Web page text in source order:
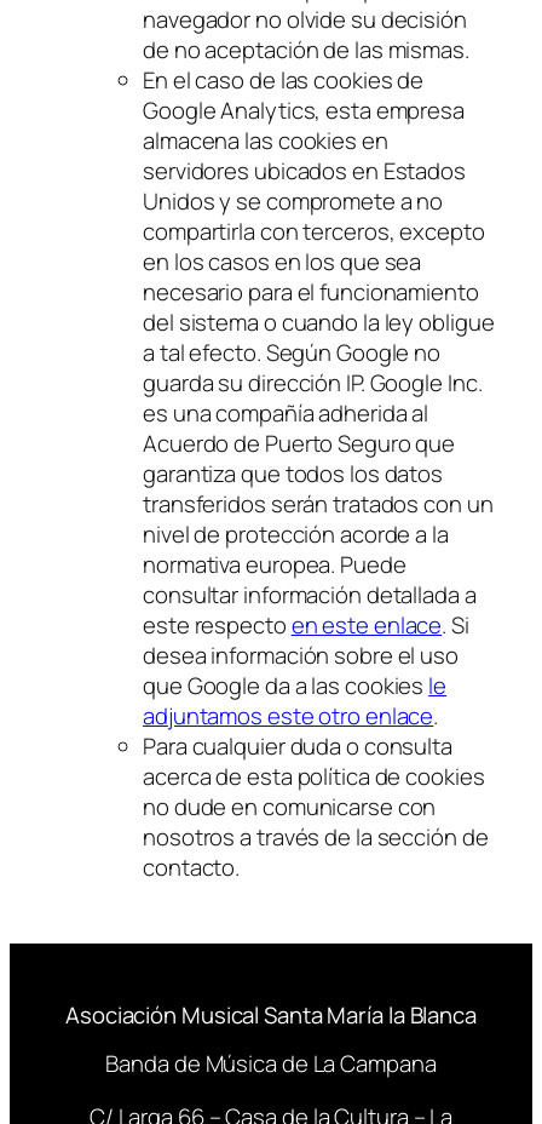
navegador no olvide su decisión
de no aceptación de las mismas.
En el caso de lascookiesde
Google Analytics, esta empresa
almacena lascookiesen
servidores ubicados en Estados
Unidos y se compromete a no
compartirla con terceros, excepto
en los casos en los que sea
necesario para el funcionamiento
del sistema o cuando la ley obligue
a tal efecto. Según Google no
guarda su dirección IP. Google Inc.
es una compañía adherida al
Acuerdo de Puerto Seguro que
garantiza que todos los datos
transferidos serán tratados con un
nivel de protección acorde a la
normativa europea. Puede
consultar información detallada a
este respectoen este enlace. Si
desea información sobre el uso
que Google da a las cookies le
adjuntamos este otro enlace.
Para cualquier duda o consulta
acerca de esta política decookies
no dude en comunicarse con
nosotros a través de la sección de
contacto.
Asociación Musical Santa María la Blanca
Banda de Música de La Campana
C/ Larga 66 – Casa de la Cultura – La